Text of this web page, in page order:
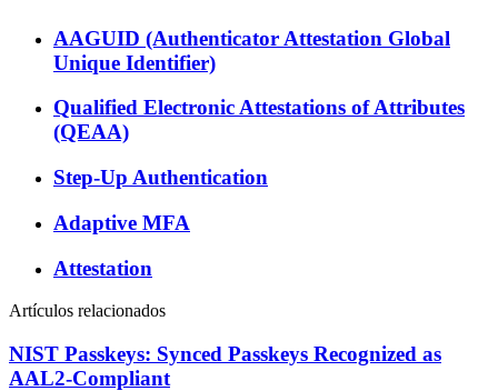
AAGUID (Authenticator Attestation Global
Unique Identifier)
Qualified Electronic Attestations of Attributes
(QEAA)
Step-Up Authentication
Adaptive MFA
Attestation
Artículos relacionados
NIST Passkeys: Synced Passkeys Recognized as
AAL2-Compliant